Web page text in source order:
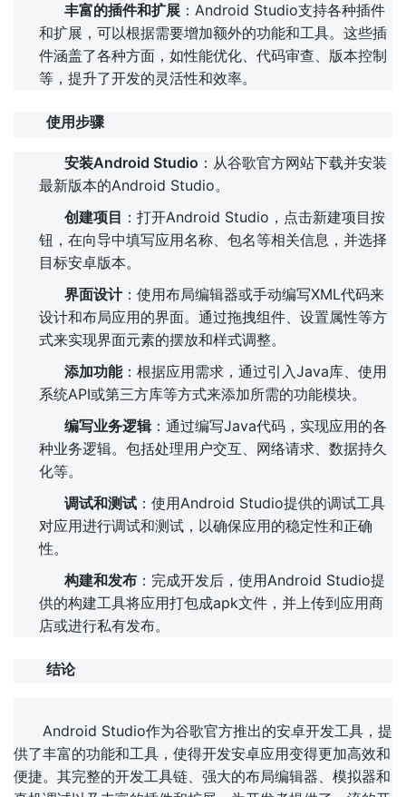
丰富的插件和扩展 ：Android Studio支持各种插件
和扩展，可以根据需要增加额外的功能和工具。这些插
件涵盖了各种方面，如性能优化、代码审查、版本控制
等，提升了开发的灵活性和效率。
使用步骤
安装Android Studio ：从谷歌官方网站下载并安装
最新版本的Android Studio。
创建项目 ：打开Android Studio，点击新建项目按
钮，在向导中填写应用名称、包名等相关信息，并选择
目标安卓版本。
界面设计：使用布局编辑器或手动编写XML代码来
设计和布局应用的界面。通过拖拽组件、设置属性等方
式来实现界面元素的摆放和样式调整。
添加功能：根据应用需求，通过引入Java库、使用
系统API或第三方库等方式来添加所需的功能模块。
编写业务逻辑：通过编写Java代码，实现应用的各
种业务逻辑。包括处理用户交互、网络请求、数据持久
化等。
调试和测试 ：使用Android Studio提供的调试工具
对应用进行调试和测试，以确保应用的稳定性和正确
性。
构建和发布 ：完成开发后，使用Android Studio提
供的构建工具将应用打包成apk文件，并上传到应用商
店或进行私有发布。
结论
Android Studio作为谷歌官方推出的安卓开发工具，提
供了丰富的功能和工具，使得开发安卓应用变得更加高效和
便捷。其完整的开发工具链、强大的布局编辑器、模拟器和